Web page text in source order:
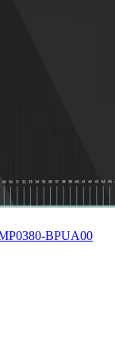
BPUA00